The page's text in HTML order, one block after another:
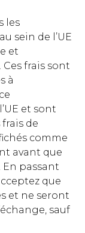
les
sein de l’UE
et
frais sont
à
et sont
de
comme
avant que
passant
que
et ne seront
sauf